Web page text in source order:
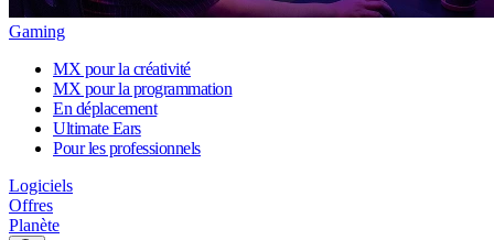
Gaming
MX pour la créativité
MX pour la programmation
En déplacement
Ultimate Ears
Pour les professionnels
Logiciels
Offres
Planète